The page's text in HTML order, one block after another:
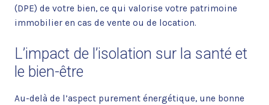
(DPE) de votre bien, ce qui valorise votre patrimoine
immobilier en cas de vente ou de location.
L’impact de l’isolation sur la santé et
le bien-être
Au-delà de l’aspect purement énergétique, une bonne